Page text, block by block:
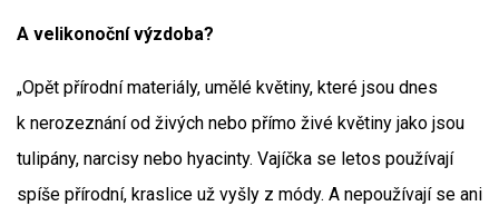
A velikonoční výzdoba?
„Opět přírodní materiály, umělé květiny, které jsou dnes
k nerozeznání od živých nebo přímo živé květiny jako jsou
tulipány, narcisy nebo hyacinty. Vajíčka se letos používají
spíše přírodní, kraslice už vyšly z módy. A nepoužívají se ani